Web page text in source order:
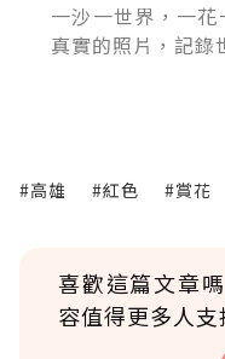
一沙一世界，一
真實的照片，記錄
#高雄 #紅色 #賞花
喜歡這篇文章
容值得更多人支